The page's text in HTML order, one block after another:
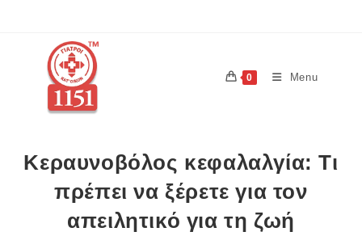
0 Menu
Κεραυνοβόλος κεφαλαλγία: Τι
πρέπει να ξέρετε για τον
απειλητικό για τη ζωή